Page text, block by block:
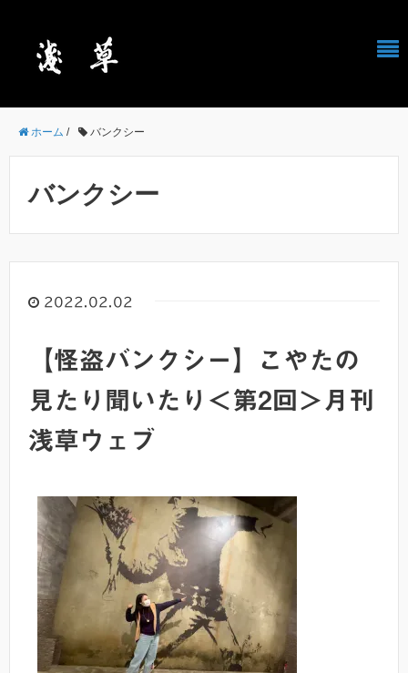
ホーム / バンクシー
バンクシー
2022.02.02
【怪盗バンクシー】こやたの
見たり聞いたり＜第2回＞月刊
浅草ウェブ